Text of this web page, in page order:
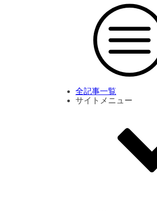
全記事一覧
サイトメニュー